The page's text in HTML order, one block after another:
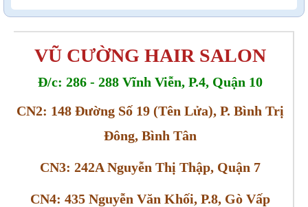
VŨ CƯỜNG HAIR SALON
Đ/c: 286 - 288 Vĩnh Viễn, P.4, Quận 10
CN2: 148 Đường Số 19 (Tên Lửa), P. Bình Trị
Đông, Bình Tân
CN3: 242A Nguyễn Thị Thập, Quận 7
CN4: 435 Nguyễn Văn Khối, P.8, Gò Vấp